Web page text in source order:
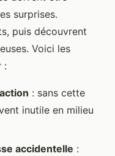
surprises.
puis découvrent
Voici les
:
: sans cette
inutile en milieu
accidentelle :